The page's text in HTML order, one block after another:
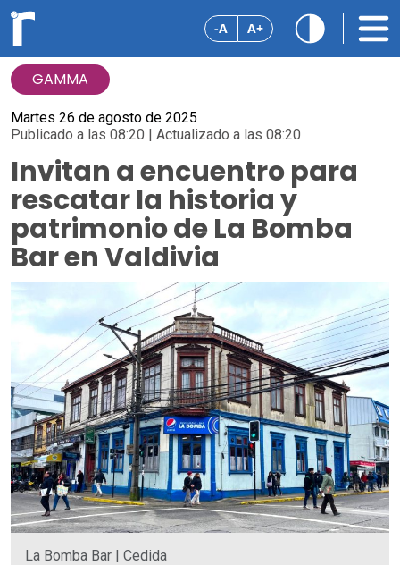
-A A+
GAMMA
Martes 26 de agosto de 2025
Publicado a las 08:20 | Actualizado a las 08:20
Invitan a encuentro para
rescatar la historia y
patrimonio de La Bomba
Bar en Valdivia
La Bomba Bar | Cedida